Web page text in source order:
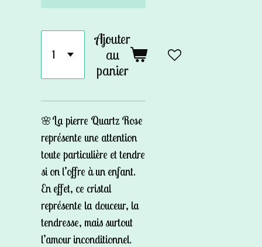
Ajouter
au
panier
🌸La pierre Quartz Rose
représente une attention
toute particulière et tendre
si on l’offre à un enfant.
En effet, ce cristal
représente la douceur, la
tendresse, mais surtout
l’amour inconditionnel.